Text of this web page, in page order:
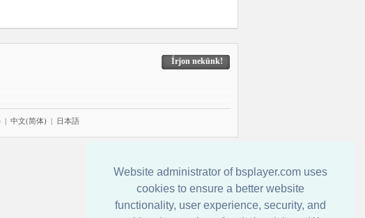
Website administrator of bsplayer.com uses
cookies to ensure a better website
functionality, user experience, security, and
Írjon nekünk!
| 中文(简体) | 日本語